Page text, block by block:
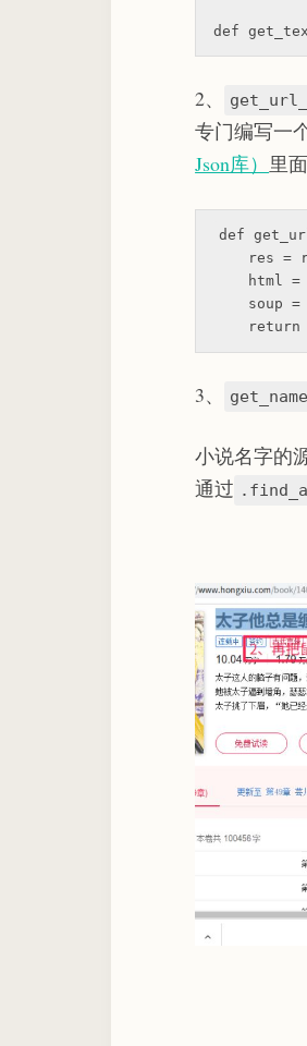
def
2、
专门编写一
Json库） 里
def
res =
html =
soup =
return
3、
小说名字的
通过